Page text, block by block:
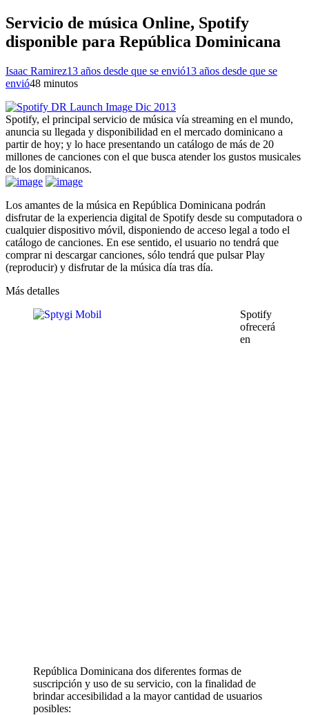
Servicio de música Online, Spotify
disponible para República Dominicana
Isaac Ramirez13 años desde que se envió13 años desde que se
envió48 minutos
Spotify, el principal servicio de música vía streaming en el mundo,
anuncia su llegada y disponibilidad en el mercado dominicano a
partir de hoy; y lo hace presentando un catálogo de más de 20
millones de canciones con el que busca atender los gustos musicales
de los dominicanos.
Los amantes de la música en República Dominicana podrán
disfrutar de la experiencia digital de Spotify desde su computadora o
cualquier dispositivo móvil, disponiendo de acceso legal a todo el
catálogo de canciones. En ese sentido, el usuario no tendrá que
comprar ni descargar canciones, sólo tendrá que pulsar Play
(reproducir) y disfrutar de la música día tras día.
Más detalles
Spotify
ofrecerá
en
República Dominicana dos diferentes formas de
suscripción y uso de su servicio, con la finalidad de
brindar accesibilidad a la mayor cantidad de usuarios
posibles: